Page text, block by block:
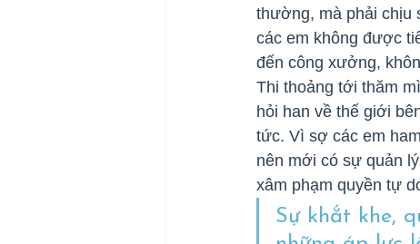
thường, mà phải chịu
các em không được
đến công xưởng,
Thi thoảng tới thăm
hỏi han về thế giới
tức. Vì sợ các em
nên mới có sự quản
xâm phạm quyền tự
Sự khắt khe,